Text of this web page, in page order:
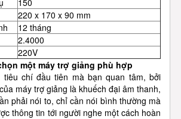
150
220 x 170 x 90 mm
12 tháng
2.4000
220V
một máy trợ giảng phù hợp
chí đầu tiên mà bạn quan tâm, bởi
máy trợ giảng là khuếch đại âm thanh,
phải nói to, chỉ cần nói bình thường mà
thông tin tới người nghe một cách hoàn